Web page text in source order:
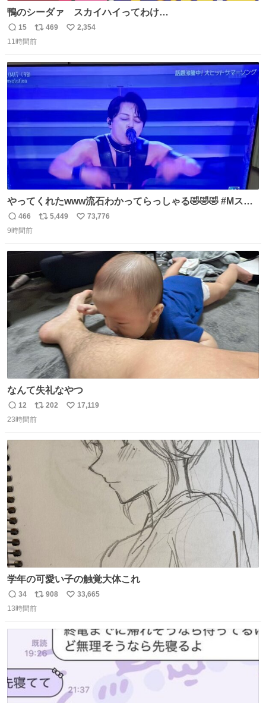
鴨のシーダァ スカイハイってわけ
youtu.be/QbctcHorQyA
返
信
15
リ
ポ
ト
469
い
数
2,354
11時間前
やってくれたwww流石わかってらっしゃる🤣🤣🤣 #Mステ
#西川貴教
返
信
466
リ
ト
数
5,449
い
数
73,776
9時間前
なんて失礼なやつ
返
信
12
リ
ポ
202
い
17,119
23時間前
学年の可愛い子の触覚大体これ
返
信
34
リ
ポ
ト
数
908
い
数
33,665
13時間前